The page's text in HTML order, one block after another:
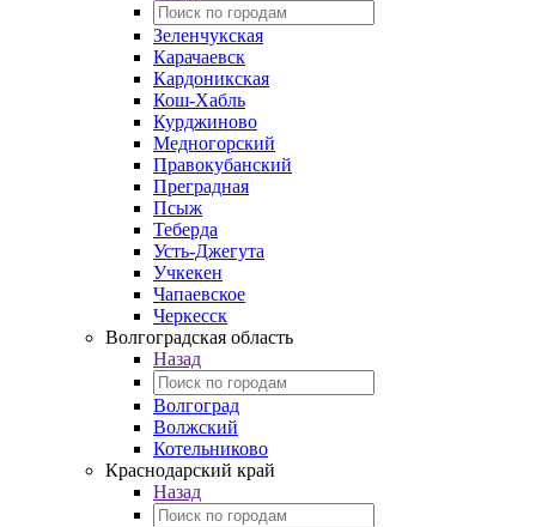
Зеленчукская
Карачаевск
Кардоникская
Кош-Хабль
Курджиново
Медногорский
Правокубанский
Преградная
Псыж
Теберда
Усть-Джегута
Учкекен
Чапаевское
Черкесск
Волгоградская область
Назад
Волгоград
Волжский
Котельниково
Краснодарский край
Назад